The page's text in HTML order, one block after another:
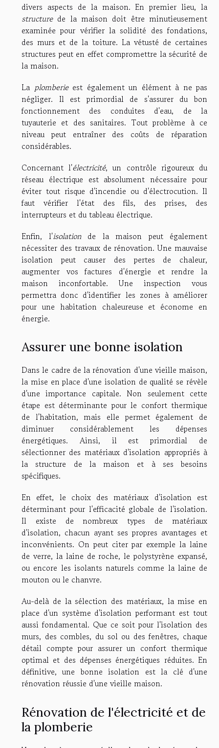
divers aspects de la maison. En premier lieu, la
structurede la maison doit être minutieusement
examinée pour vérifier la solidité des fondations,
des murs et de la toiture. La vétusté de certaines
structures peut en effet compromettre la sécurité de
la maison.
La plomberieest également un élément à ne pas
négliger. Il est primordial de s'assurer du bon
fonctionnement des conduites d'eau, de la
tuyauterie et des sanitaires. Tout problème à ce
niveau peut entraîner des coûts de réparation
considérables.
Concernant l'électricité, un contrôle rigoureux du
réseau électrique est absolument nécessaire pour
éviter tout risque d'incendie ou d'électrocution. Il
faut vérifier l'état des fils, des prises, des
interrupteurs et du tableau électrique.
Enfin, l'isolationde la maison peut également
nécessiter des travaux de rénovation. Une mauvaise
isolation peut causer des pertes de chaleur,
augmenter vos factures d'énergie et rendre la
maison inconfortable. Une inspection vous
permettra donc d'identifier les zones à améliorer
pour une habitation chaleureuse et économe en
énergie.
Assurer une bonne isolation
Dans le cadre de la rénovation d'une vieille maison,
la mise en place d'une isolation de qualité se révèle
d'une importance capitale. Non seulement cette
étape est déterminante pour le confort thermique
de l'habitation, mais elle permet également de
diminuer considérablement les dépenses
énergétiques. Ainsi, il est primordial de
sélectionner des matériaux d'isolation appropriés à
la structure de la maison et à ses besoins
spécifiques.
En effet, le choix des matériaux d'isolation est
déterminant pour l'efficacité globale de l'isolation.
Il existe de nombreux types de matériaux
d'isolation, chacun ayant ses propres avantages et
inconvénients. On peut citer par exemple la laine
de verre, la laine de roche, le polystyrène expansé,
ou encore les isolants naturels comme la laine de
mouton ou le chanvre.
Au-delà de la sélection des matériaux, la mise en
place d'un système d'isolation performant est tout
aussi fondamental. Que ce soit pour l'isolation des
murs, des combles, du sol ou des fenêtres, chaque
détail compte pour assurer un confort thermique
optimal et des dépenses énergétiques réduites. En
définitive, une bonne isolation est la clé d'une
rénovation réussie d'une vieille maison.
Rénovation de l'électricité et de
la plomberie